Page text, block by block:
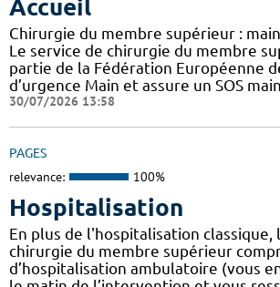
Accueil
Chirurgie du membre supérieur :
Le service de chirurgie du membre
partie de la Fédération Européenne
d’urgence Main et assure un SOS
30/07/2026 13:58
PAGES
relevance: 100%
Hospitalisation
En plus de l'hospitalisation classique,
chirurgie du membre supérieur
d’hospitalisation ambulatoire (vous